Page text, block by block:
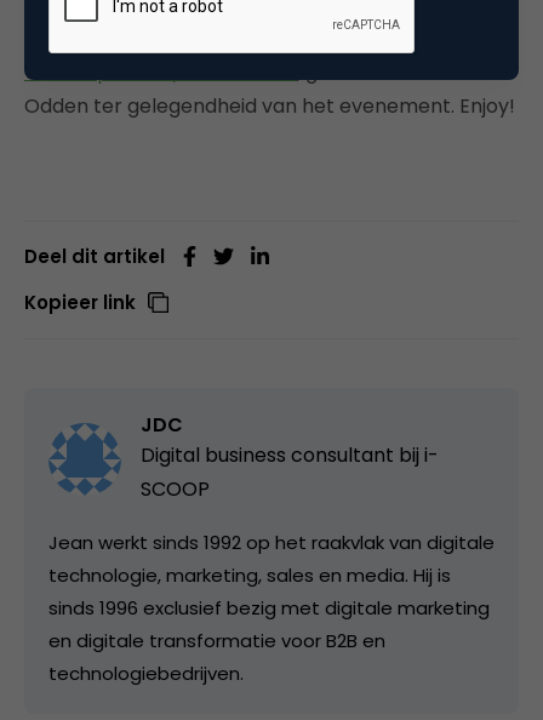
SlideShare met quotes
van 17 sprekers/deelnemers
Odden ter gelegendheid van het evenement. Enjoy!
Deel dit artikel
Kopieer link
JDC
Digital business consultant bij i-
SCOOP
Jean werkt sinds 1992 op het raakvlak van digitale
technologie, marketing, sales en media. Hij is
sinds 1996 exclusief bezig met digitale marketing
en digitale transformatie voor B2B en
technologiebedrijven.